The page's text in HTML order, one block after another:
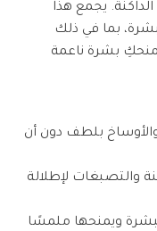
يجمع هذا
بما في ذلك
بشرة ناعمة
بلطف دون أن
والتصبغات لإطلالة
ويمنحها ملمسًا